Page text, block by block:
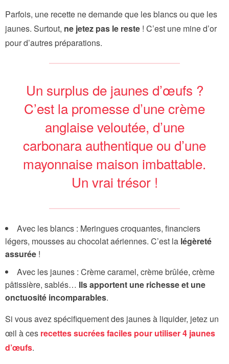
Parfois, une recette ne demande que les blancs ou que les
jaunes. Surtout, ne jetez pas le reste ! C’est une mine d’or
pour d’autres préparations.
Un surplus de jaunes d’œufs ?
C’est la promesse d’une crème
anglaise veloutée, d’une
carbonara authentique ou d’une
mayonnaise maison imbattable.
Un vrai trésor !
Avec les blancs : Meringues croquantes, financiers
légers, mousses au chocolat aériennes. C’est la légèreté
assurée !
Avec les jaunes : Crème caramel, crème brûlée, crème
pâtissière, sablés… Ils apportent une richesse et une
onctuosité incomparables.
Si vous avez spécifiquement des jaunes à liquider, jetez un
œil à ces recettes sucrées faciles pour utiliser 4 jaunes
d’œufs.